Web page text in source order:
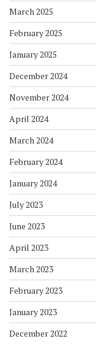
March 2025
February 2025
January 2025
December 2024
November 2024
April 2024
March 2024
February 2024
January 2024
July 2023
June 2023
April 2023
March 2023
February 2023
January 2023
December 2022